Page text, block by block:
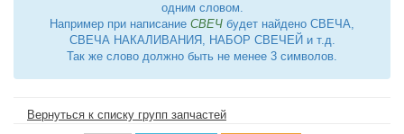
одним словом.
Например при написание СВЕЧ будет найдено СВЕЧА,
СВЕЧА НАКАЛИВАНИЯ, НАБОР СВЕЧЕЙ и т.д.
Так же слово должно быть не менее 3 символов.
Вернуться к списку групп запчастей